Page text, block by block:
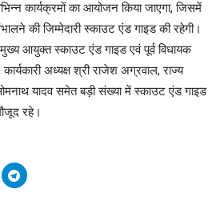
कार्यक्रमों का आयोजन किया जाएगा, जिसमें
की जिम्मेदारी स्काउट एंड गाइड की रहेगी।
आयुक्त स्काउट एंड गाइड एवं पूर्व विधायक
अध्यक्ष श्री राजेश अग्रवाल, राज्य
यादव समेत बड़ी संख्या में स्काउट एंड गाइड
रहे।